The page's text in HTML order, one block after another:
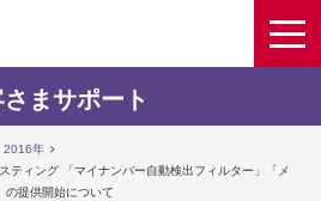
まサポート
2016年
ティング 「マイナンバー自動検出フィルター」「メ
の提供開始について